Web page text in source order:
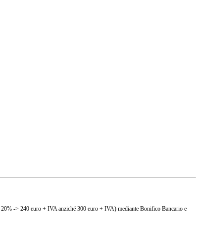
-> 240 euro + IVA anziché 300 euro + IVA) mediante Bonifico Bancario e